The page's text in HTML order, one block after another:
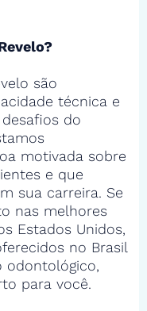
são
técnica e
do
motivada sobre
e que
sua carreira. Se
nas melhores
Estados Unidos,
no Brasil
odontológico,
para você.